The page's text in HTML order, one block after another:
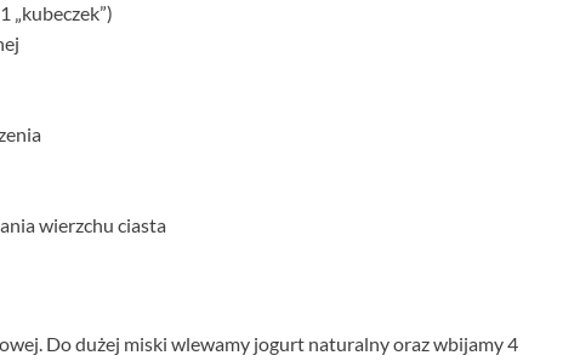
„kubeczek”)
wierzchu ciasta
Do dużej miski wlewamy jogurt naturalny oraz wbijamy 4